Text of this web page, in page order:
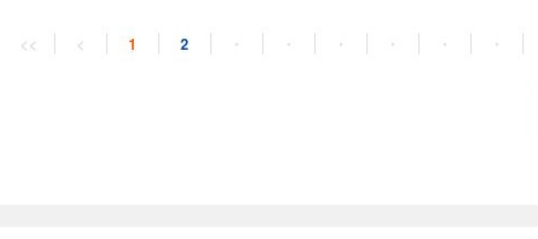
夜に蠢く 新装版 11
520円 (税込)
郷屋川 脩は平凡な毎日にうんざりしていた。 そんな時、初老の紳士から別の人生を生き
る。 その数日後、勤めている会社が倒産――。 郷屋川は覚悟を決めて初老の紳士に電話を
ライベート口座を探すためマンション中を漁る。 すると…1億以上残金のある通帳を見つけた！ 【目次】
<< < 1 2 ・ ・ ・ ・ ・ ・